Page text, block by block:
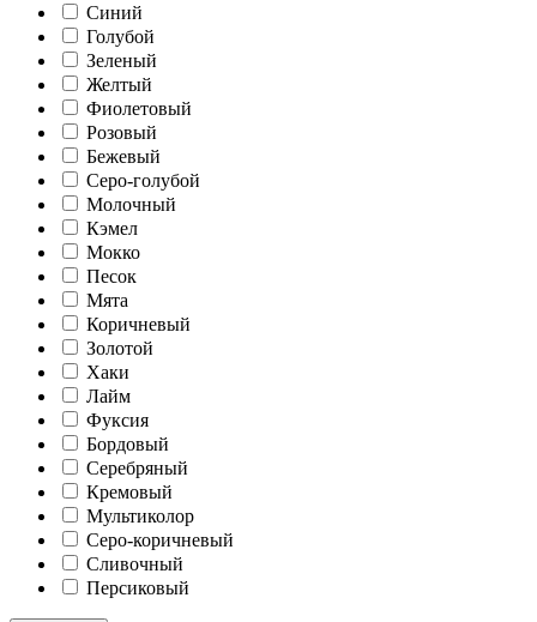
Синий
Голубой
Зеленый
Желтый
Фиолетовый
Розовый
Бежевый
Серо-голубой
Молочный
Кэмел
Мокко
Песок
Мята
Коричневый
Золотой
Хаки
Лайм
Фуксия
Бордовый
Серебряный
Кремовый
Мультиколор
Серо-коричневый
Сливочный
Персиковый